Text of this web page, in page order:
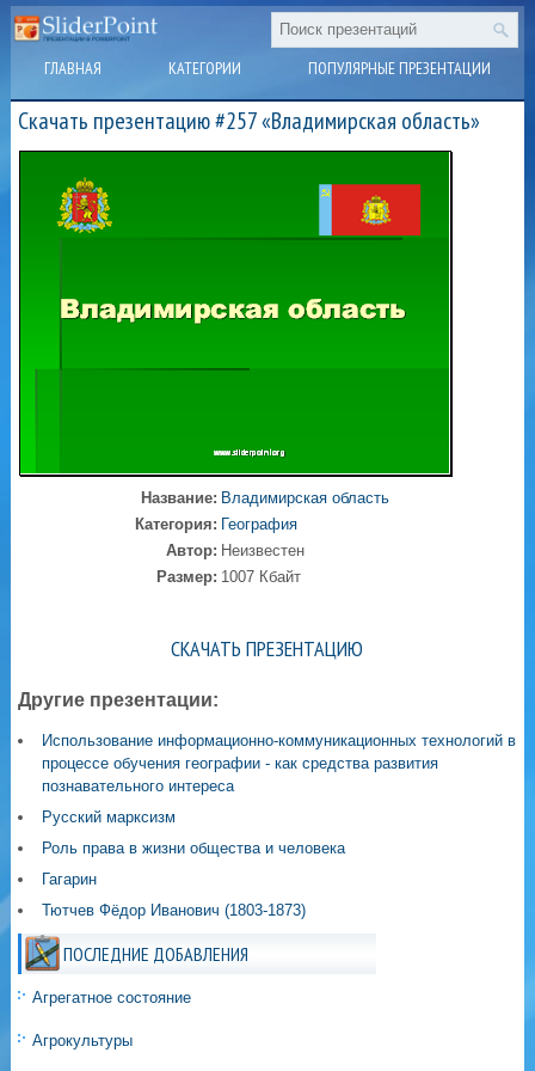
ГЛАВНАЯ КАТЕГОРИИ ПОПУЛЯРНЫЕ ПРЕЗЕНТАЦИИ
Скачать презентацию #257 «Владимирская область»
Название: Владимирская область
Категория: География
Автор: Неизвестен
Размер: 1007 Кбайт
СКАЧАТЬ ПРЕЗЕНТАЦИЮ
Другие презентации:
Использование информационно-коммуникационных технологий в
процессе обучения географии - как средства развития
познавательного интереса
Русский марксизм
Роль права в жизни общества и человека
Гагарин
Тютчев Фёдор Иванович (1803-1873)
ПОСЛЕДНИЕ ДОБАВЛЕНИЯ
Агрегатное состояние
Агрокультуры